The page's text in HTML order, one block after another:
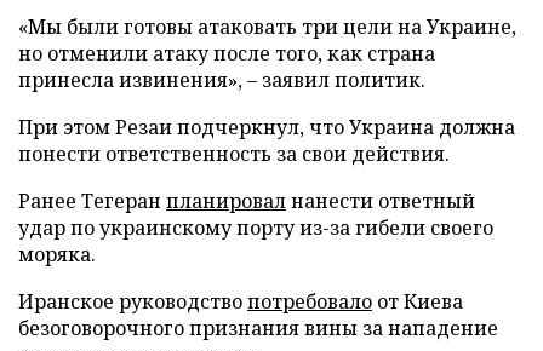
«Мы были готовы атаковать три цели на Украине,
но отменили атаку после того, как страна
принесла извинения», – заявил политик.
При этом Резаи подчеркнул, что Украина должна
понести ответственность за свои действия.
Ранее Тегеран планировалнанести ответный
удар по украинскому порту из-за гибели своего
моряка.
Иранское руководствопотребовало от Киева
безоговорочного признания вины за нападение